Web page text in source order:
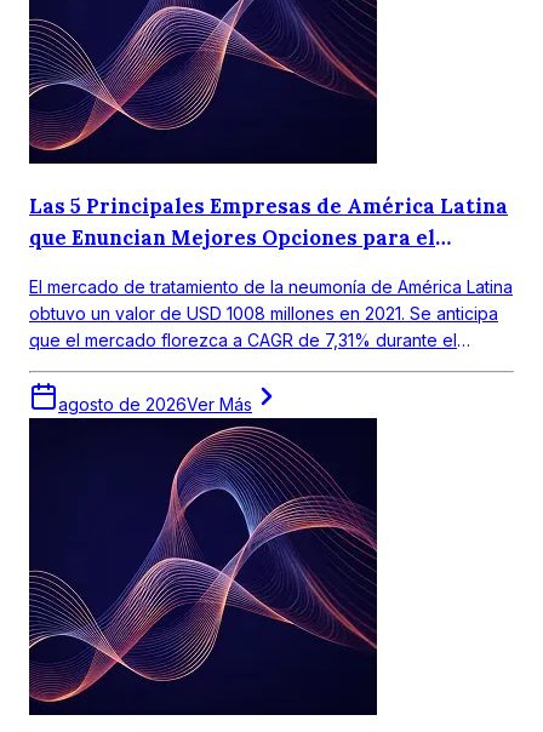
Las 5 Principales Empresas de América Latina
que Enuncian Mejores Opciones para el
El mercado de tratamiento de la neumonía de América Latina
obtuvo un valor de USD 1008 millones en 2021. Se anticipa
que el mercado florezca a CAGR de 7,31% durante el
periodo de pronóstico 2022-2027.
agosto de 2026Ver Más